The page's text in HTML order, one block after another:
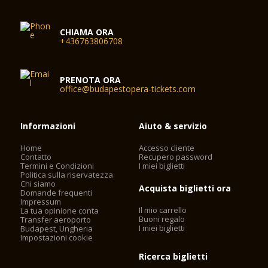
CHIAMA ORA
+436763806708
PRENOTA ORA
office@budapestopera-tickets.com
Informazioni
Home
Contatto
Termini e Condizioni
Politica sulla riservatezza
Chi siamo
Domande frequenti
Impressum
La tua opinione conta
Transfer aeroporto
Budapest, Ungheria
Impostazioni cookie
Aiuto & servizio
Accesso cliente
Recupero password
I miei biglietti
Acquista biglietti ora
Il mio carrello
Buoni regalo
I miei biglietti
Ricerca biglietti